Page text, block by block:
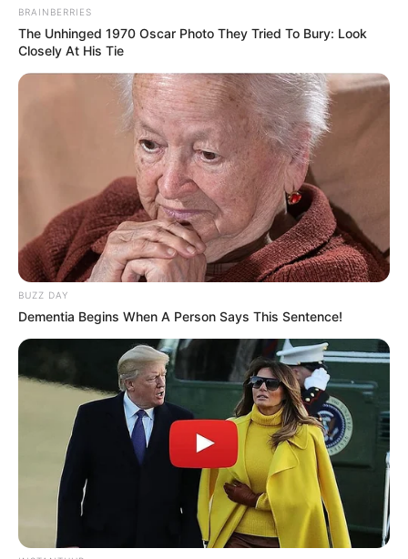
BRAINBERRIES
The Unhinged 1970 Oscar Photo They Tried To Bury: Look
Closely At His Tie
BUZZ DAY
Dementia Begins When A Person Says This Sentence!